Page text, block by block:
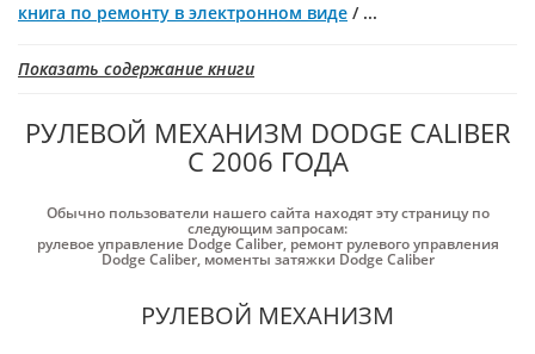
книга по ремонту в электронном виде / ...
Показать содержание книги
РУЛЕВОЙ МЕХАНИЗМ DODGE CALIBER
С 2006 ГОДА
Обычно пользователи нашего сайта находят эту страницу по
следующим запросам:
рулевое управление Dodge Caliber, ремонт рулевого управления
Dodge Caliber, моменты затяжки Dodge Caliber
РУЛЕВОЙ МЕХАНИЗМ